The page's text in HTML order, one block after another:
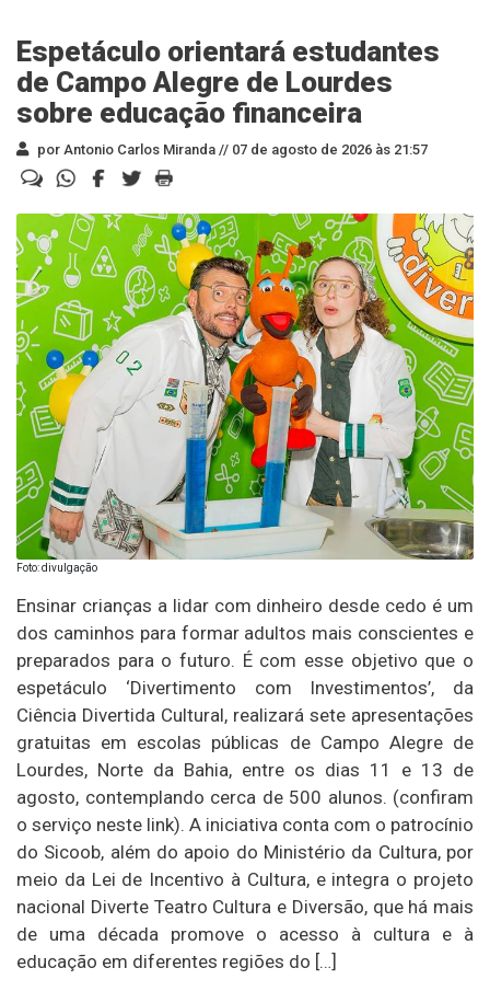
Espetáculo orientará estudantes
de Campo Alegre de Lourdes
sobre educação financeira
por Antonio Carlos Miranda // 07 de agosto de 2026 às 21:57
Foto: divulgação
Ensinar crianças a lidar com dinheiro desde cedo é um
dos caminhos para formar adultos mais conscientes e
preparados para o futuro. É com esse objetivo que o
espetáculo ‘Divertimento com Investimentos’, da
Ciência Divertida Cultural, realizará sete apresentações
gratuitas em escolas públicas de Campo Alegre de
Lourdes, Norte da Bahia, entre os dias 11 e 13 de
agosto, contemplando cerca de 500 alunos. (confiram
o serviço neste link). A iniciativa conta com o patrocínio
do Sicoob, além do apoio do Ministério da Cultura, por
meio da Lei de Incentivo à Cultura, e integra o projeto
nacional Diverte Teatro Cultura e Diversão, que há mais
de uma década promove o acesso à cultura e à
educação em diferentes regiões do […]